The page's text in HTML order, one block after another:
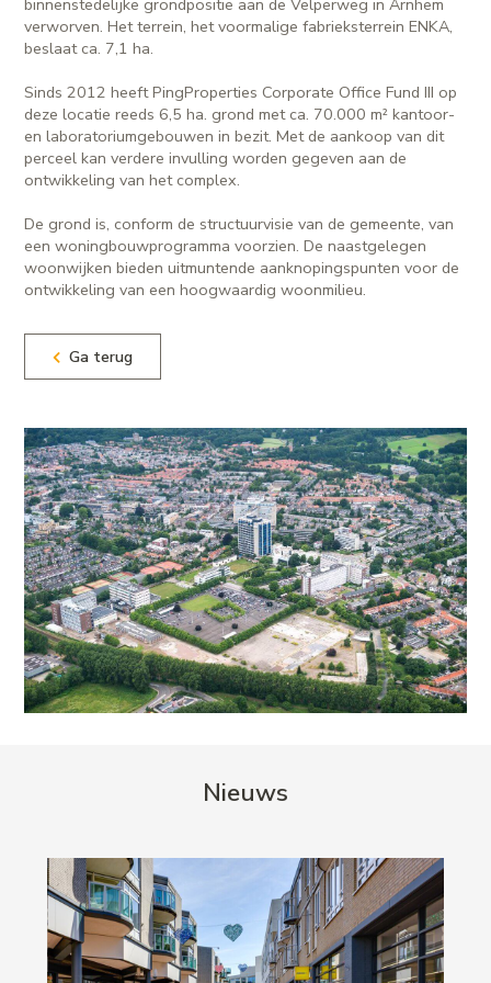
verworven. Het terrein, het voormalige fabrieksterrein ENKA,
beslaat ca. 7,1 ha.
Sinds 2012 heeft PingProperties Corporate Office Fund III op
deze locatie reeds 6,5 ha. grond met ca. 70.000 m² kantoor-
en laboratoriumgebouwen in bezit. Met de aankoop van dit
perceel kan verdere invulling worden gegeven aan de
ontwikkeling van het complex.
De grond is, conform de structuurvisie van de gemeente, van
een woningbouwprogramma voorzien. De naastgelegen
woonwijken bieden uitmuntende aanknopingspunten voor de
ontwikkeling van een hoogwaardig woonmilieu.
Ga terug
Nieuws